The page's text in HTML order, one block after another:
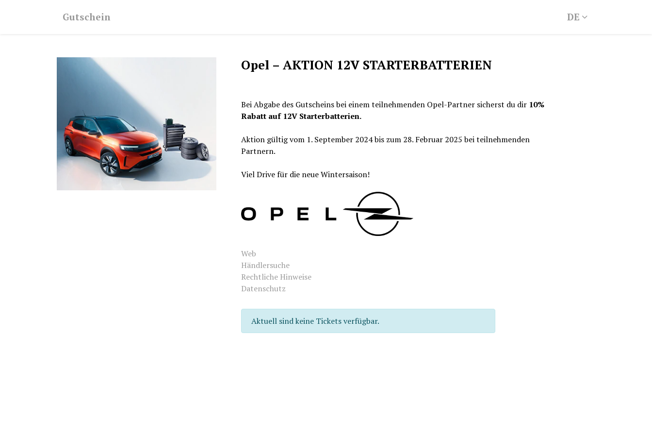
Gutschein DE
Opel – AKTION 12V STARTERBATTERIEN
Bei Abgabe des Gutscheins bei einem teilnehmenden Opel-Partner sicherst du dir 10%
Rabatt auf 12V Starterbatterien.
Aktion gültig vom 1. September 2024 bis zum 28. Februar 2025 bei teilnehmenden
Partnern.
Viel Drive für die neue Wintersaison!
Web
Händlersuche
Rechtliche Hinweise
Datenschutz
Aktuell sind keine Tickets verfügbar.